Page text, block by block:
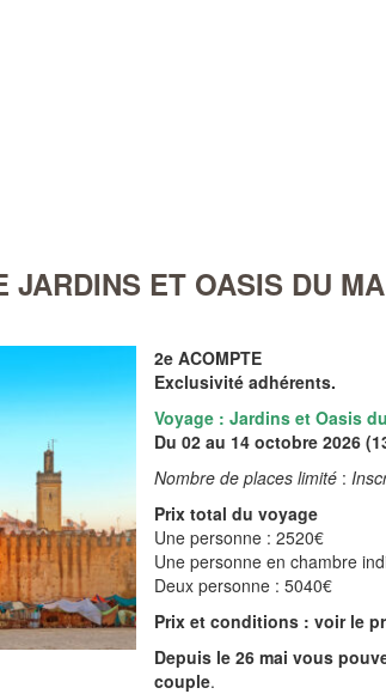
JARDINS ET OASIS DU
2e ACOMPTE
Exclusivité adhérents.
Voyage : Jardins et Oasis
Du 02 au 14 octobre 2026
Nombre de places limité :
Prix total du voyage
Une personne : 2520€
Une personne en chambre
Deux personne : 5040€
Prix et conditions : voir le
Depuis le 26 mai vous
couple.